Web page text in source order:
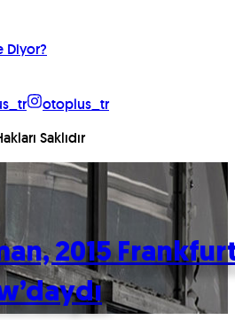
Diyor?
otoplus_tr
Saklıdır
2015